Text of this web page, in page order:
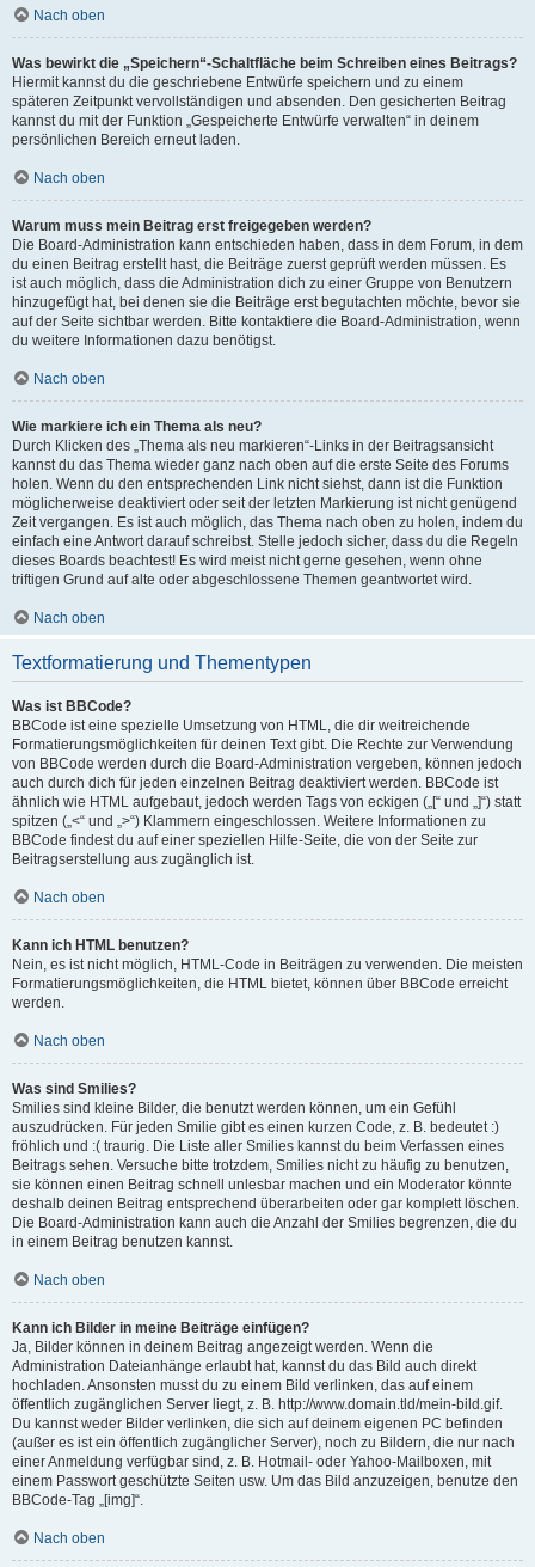
Nach oben
Was bewirkt die „Speichern“-Schaltfläche beim Schreiben eines Beitrags?
Hiermit kannst du die geschriebene Entwürfe speichern und zu einem
späteren Zeitpunkt vervollständigen und absenden. Den gesicherten Beitrag
kannst du mit der Funktion „Gespeicherte Entwürfe verwalten“ in deinem
persönlichen Bereich erneut laden.
Nach oben
Warum muss mein Beitrag erst freigegeben werden?
Die Board-Administration kann entschieden haben, dass in dem Forum, in dem
du einen Beitrag erstellt hast, die Beiträge zuerst geprüft werden müssen. Es
ist auch möglich, dass die Administration dich zu einer Gruppe von Benutzern
hinzugefügt hat, bei denen sie die Beiträge erst begutachten möchte, bevor sie
auf der Seite sichtbar werden. Bitte kontaktiere die Board-Administration, wenn
du weitere Informationen dazu benötigst.
Nach oben
Wie markiere ich ein Thema als neu?
Durch Klicken des „Thema als neu markieren“-Links in der Beitragsansicht
kannst du das Thema wieder ganz nach oben auf die erste Seite des Forums
holen. Wenn du den entsprechenden Link nicht siehst, dann ist die Funktion
möglicherweise deaktiviert oder seit der letzten Markierung ist nicht genügend
Zeit vergangen. Es ist auch möglich, das Thema nach oben zu holen, indem du
einfach eine Antwort darauf schreibst. Stelle jedoch sicher, dass du die Regeln
dieses Boards beachtest! Es wird meist nicht gerne gesehen, wenn ohne
triftigen Grund auf alte oder abgeschlossene Themen geantwortet wird.
Nach oben
Textformatierung und Thementypen
Was ist BBCode?
BBCode ist eine spezielle Umsetzung von HTML, die dir weitreichende
Formatierungsmöglichkeiten für deinen Text gibt. Die Rechte zur Verwendung
von BBCode werden durch die Board-Administration vergeben, können jedoch
auch durch dich für jeden einzelnen Beitrag deaktiviert werden. BBCode ist
ähnlich wie HTML aufgebaut, jedoch werden Tags von eckigen („[“ und „]“) statt
spitzen („<“ und „>“) Klammern eingeschlossen. Weitere Informationen zu
BBCode findest du auf einer speziellen Hilfe-Seite, die von der Seite zur
Beitragserstellung aus zugänglich ist.
Nach oben
Kann ich HTML benutzen?
Nein, es ist nicht möglich, HTML-Code in Beiträgen zu verwenden. Die meisten
Formatierungsmöglichkeiten, die HTML bietet, können über BBCode erreicht
werden.
Nach oben
Was sind Smilies?
Smilies sind kleine Bilder, die benutzt werden können, um ein Gefühl
auszudrücken. Für jeden Smilie gibt es einen kurzen Code, z. B. bedeutet :)
fröhlich und :( traurig. Die Liste aller Smilies kannst du beim Verfassen eines
Beitrags sehen. Versuche bitte trotzdem, Smilies nicht zu häufig zu benutzen,
sie können einen Beitrag schnell unlesbar machen und ein Moderator könnte
deshalb deinen Beitrag entsprechend überarbeiten oder gar komplett löschen.
Die Board-Administration kann auch die Anzahl der Smilies begrenzen, die du
in einem Beitrag benutzen kannst.
Nach oben
Kann ich Bilder in meine Beiträge einfügen?
Ja, Bilder können in deinem Beitrag angezeigt werden. Wenn die
Administration Dateianhänge erlaubt hat, kannst du das Bild auch direkt
hochladen. Ansonsten musst du zu einem Bild verlinken, das auf einem
öffentlich zugänglichen Server liegt, z. B. http://www.domain.tld/mein-bild.gif.
Du kannst weder Bilder verlinken, die sich auf deinem eigenen PC befinden
(außer es ist ein öffentlich zugänglicher Server), noch zu Bildern, die nur nach
einer Anmeldung verfügbar sind, z. B. Hotmail- oder Yahoo-Mailboxen, mit
einem Passwort geschützte Seiten usw. Um das Bild anzuzeigen, benutze den
BBCode-Tag „[img]“.
Nach oben